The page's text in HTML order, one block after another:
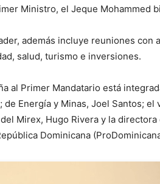
Ministro, el Jeque Mohammed
además incluye reuniones con
salud, turismo e inversiones.
al Primer Mandatario está
de Energía y Minas, Joel Santos;
Mirex, Hugo Rivera y la
Dominicana